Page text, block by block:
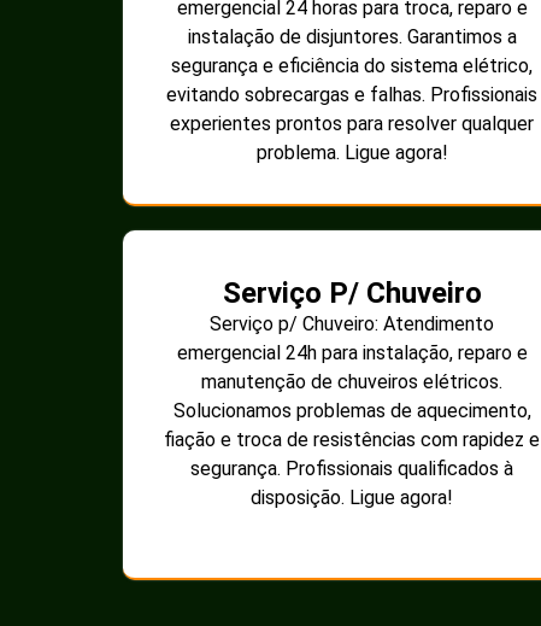
emergencial 24 horas para troca, reparo e
instalação de disjuntores. Garantimos a
segurança e eficiência do sistema elétrico,
evitando sobrecargas e falhas. Profissionais
experientes prontos para resolver qualquer
problema. Ligue agora!
Serviço P/ Chuveiro
Serviço p/ Chuveiro: Atendimento
emergencial 24h para instalação, reparo e
manutenção de chuveiros elétricos.
Solucionamos problemas de aquecimento,
fiação e troca de resistências com rapidez e
segurança. Profissionais qualificados à
disposição. Ligue agora!